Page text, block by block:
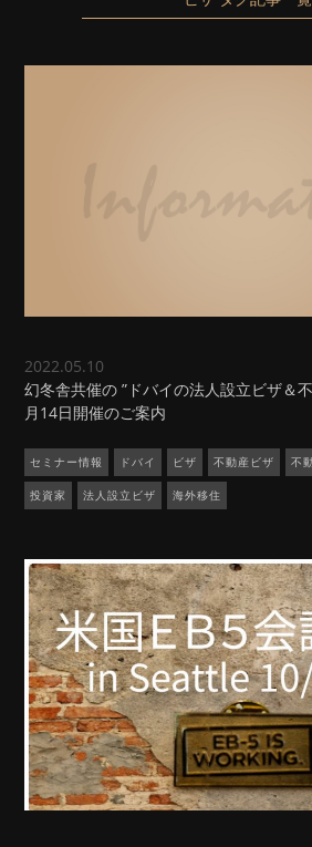
2022.05.10
幻冬舎共催の ”ドバイの法人設立ビザ＆
月14日開催のご案内
セミナー情報 ドバイ ビザ 不動産ビザ 不
投資家 法人設立ビザ 海外移住